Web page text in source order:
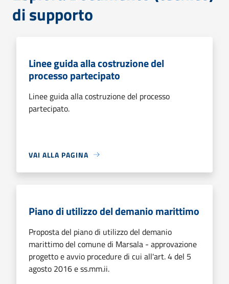
di supporto
Linee guida alla costruzione del
processo partecipato
Linee guida alla costruzione del processo
partecipato.
VAI ALLA PAGINA
Piano di utilizzo del demanio marittimo
Proposta del piano di utilizzo del demanio
marittimo del comune di Marsala - approvazione
progetto e avvio procedure di cui all'art. 4 del 5
agosto 2016 e ss.mm.ii.